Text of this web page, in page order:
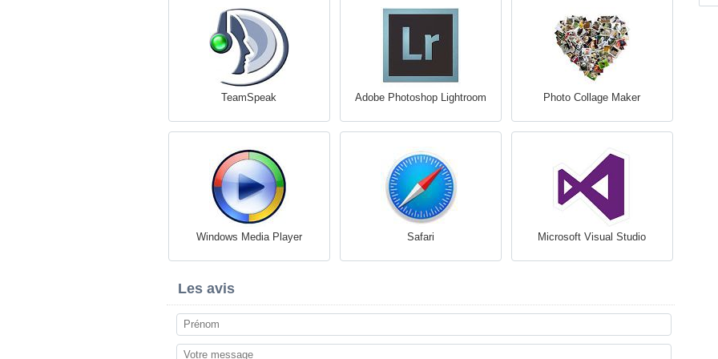
TeamSpeak Adobe Photoshop Lightroom Photo Collage Maker
Windows Media Player Safari Microsoft Visual Studio
Les avis